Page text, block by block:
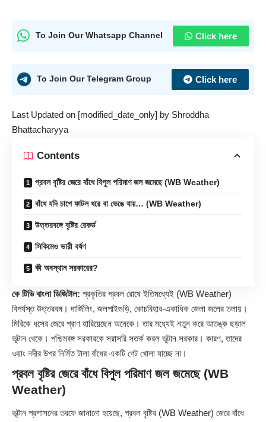
To Join Our Whatsapp Channel Click here
To Join Our Telegram Group Click here
Last Updated on [modified_date_only] by Shroddha
Bhattacharyya
Contents
প্রবল বৃষ্টির জেরে বাঁধে বিপুল পরিমাণ জল জমেছে (WB Weather)
বাঁধে যদি চাপে ফাটল ধরে বা ভেঙে যায়… (WB Weather)
উত্তরবঙ্গে বৃষ্টির রেকর্ড
সিকিমেও ভারী বর্ষণ
কী অবস্থান সরকারের?
কে টিভি বাংলা ডিজিটাল: প্রকৃতির প্রবল রোষে ইতিমধ্যেই (WB Weather)
বিপর্যস্ত উত্তরবঙ্গ। দার্জিলিং, জলপাইগুড়ি, কোচবিহার-একাধিক জেলা জলের তলায়।
মিরিকে ধসের জেরে প্রাণ হারিয়েছেন অনেকে। তার মধ্যেই নতুন করে আতঙ্ক ছড়াল
ভূটান থেকে। পশ্চিমবঙ্গ সরকারকে সরাসরি সতর্ক করল ভূটান সরকার। কারণ, তাদের
ওয়াং নদীর উপর নির্মিত টালা বাঁধের একটি গেট খোলা যাচ্ছে না।
প্রবল বৃষ্টির জেরে বাঁধে বিপুল পরিমাণ জল জমেছে (WB
Weather)
ভূটান প্রশাসনের তরফে জানানো হয়েছে, প্রবল বৃষ্টির (WB Weather) জেরে বাঁধে